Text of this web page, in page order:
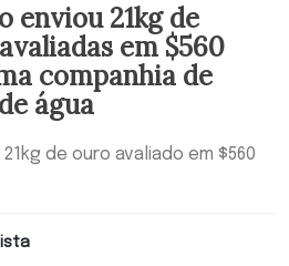
enviou 21kg de
em $560
companhia de
água
de ouro avaliado em $560